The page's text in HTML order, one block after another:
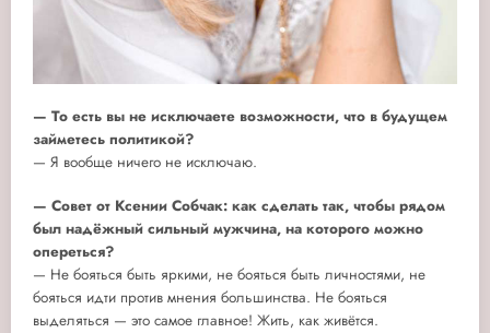
— То есть вы не исключаете возможности, что в будущем
займетесь политикой?
— Я вообще ничего не исключаю.
— Совет от Ксении Собчак: как сделать так, чтобы рядом
был надёжный сильный мужчина, на которого можно
опереться?
— Не бояться быть яркими, не бояться быть личностями, не
бояться идти против мнения большинства. Не бояться
выделяться — это самое главное! Жить, как живётся.